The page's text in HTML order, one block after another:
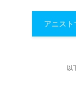
アニスト
以